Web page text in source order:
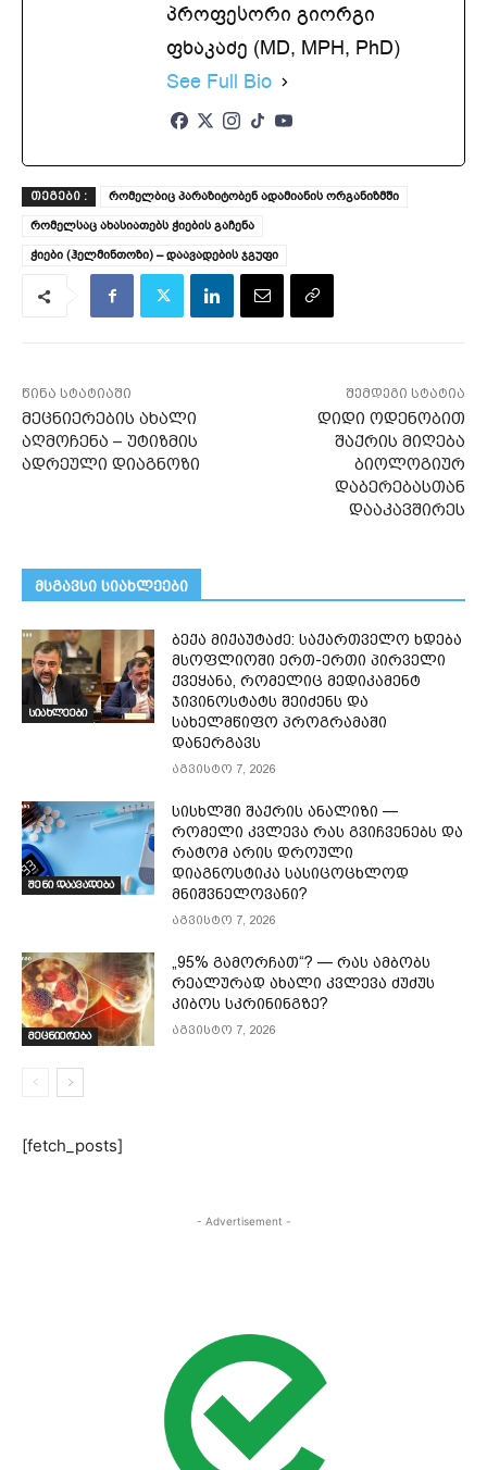
პროფესორი გიორგი
ფხაკაძე (MD, MPH, PhD)
See Full Bio
ᲗᲔᲒᲔᲑᲘ :
რომელბიც პარაზიტობენ ადამიანის ორგანიზმში
რომელსაც ახასიათებს ჭიების გაჩენა
ჭიები (ჰელმინთოზი) – დაავადების ჯგუფი
წინა სტატიაში
მეცნიერების ახალი
აღმოჩენა – უტიზმის
ადრეული დიაგნოზი
შემდეგი სტატია
დიდი ოდენობით
შაქრის მიღება
ბიოლოგიურ
დაბერებასთან
დააკავშირეს
მსგავსი სიახლეები
სიახლეები
ბექა მიქაუტაძე: საქართველო ხდება
მსოფლიოში ერთ-ერთი პირველი
ქვეყანა, რომელიც მედიკამენტ
ჯივინოსტატს შეიძენს და
სახელმწიფო პროგრამაში
დანერგავს
აგვისტო 7, 2026
შენი დაავადება
სისხლში შაქრის ანალიზი —
რომელი კვლევა რას გვიჩვენებს და
რატომ არის დროული
დიაგნოსტიკა სასიცოცხლოდ
მნიშვნელოვანი?
აგვისტო 7, 2026
მეცნიერება
„95% გამორჩათ“? — რას ამბობს
რეალურად ახალი კვლევა ძუძუს
კიბოს სკრინინგზე?
აგვისტო 7, 2026
[fetch_posts]
- Advertisement -